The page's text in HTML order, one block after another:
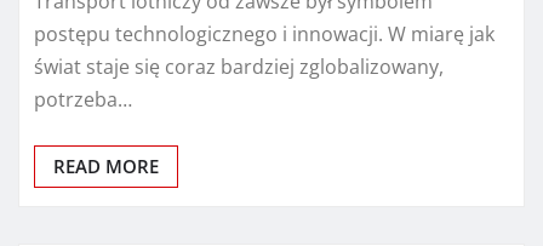
postępu technologicznego i innowacji. W miarę jak
świat staje się coraz bardziej zglobalizowany,
potrzeba…
READ MORE